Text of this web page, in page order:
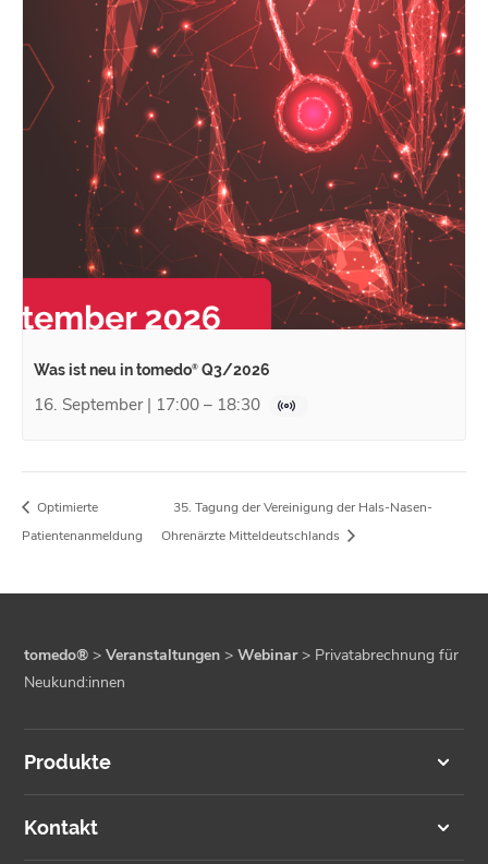
Was ist neu in tomedo® Q3/2026
16. September | 17:00 – 18:30
Optimierte
Patientenanmeldung
35. Tagung der Vereinigung der Hals-Nasen-
Ohrenärzte Mitteldeutschlands
tomedo® >Veranstaltungen >Webinar> Privatabrechnung für
Neukund:innen
Produkte
Kontakt